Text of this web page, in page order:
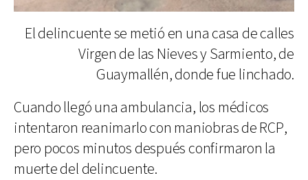
El delincuente se metió en una casa de calles
Virgen de las Nieves y Sarmiento, de
Guaymallén, donde fue linchado.
Cuando llegó una ambulancia, los médicos
intentaron reanimarlo con maniobras de RCP,
pero pocos minutos después confirmaron la
muerte del delincuente.